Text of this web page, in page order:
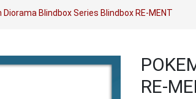
Diorama Blindbox Series Blindbox RE-MENT
RE-